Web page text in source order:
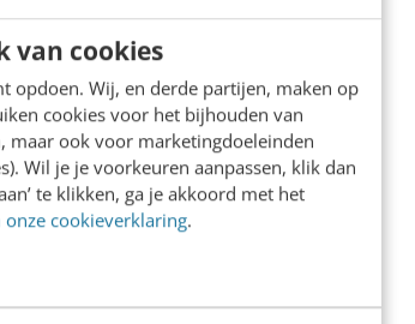
van cookies
opdoen. Wij, en derde partijen, maken op
cookies voor het bijhouden van
maar ook voor marketingdoeleinden
Wil je je voorkeuren aanpassen, klik dan
te klikken, ga je akkoord met het
cookieverklaring.